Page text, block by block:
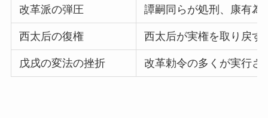
改革派の弾圧 譚嗣同らが処刑、康有為
西太后の復権 西太后が実権を取り戻す
戊戌の変法の挫折 改革勅令の多くが実行さ